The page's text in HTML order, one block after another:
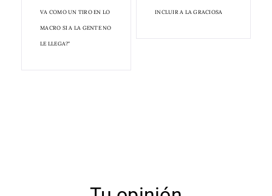
VA COMO UN TIRO EN LO
MACRO SI A LA GENTE NO
LE LLEGA?"
INCLUIR A LA GRACIOSA